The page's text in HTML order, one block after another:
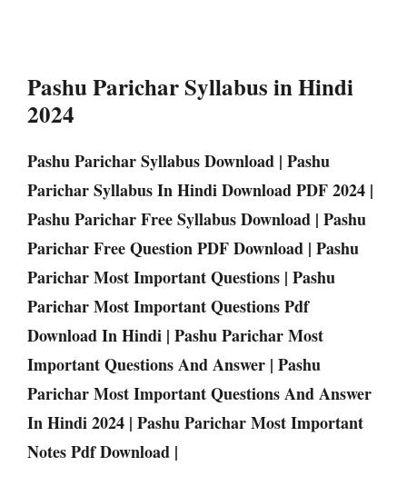
Pashu Parichar Syllabus in Hindi
2024
Pashu Parichar Syllabus Download | Pashu
Parichar Syllabus In Hindi Download PDF 2024 |
Pashu Parichar Free Syllabus Download | Pashu
Parichar Free Question PDF Download | Pashu
Parichar Most Important Questions | Pashu
Parichar Most Important Questions Pdf
Download In Hindi | Pashu Parichar Most
Important Questions And Answer | Pashu
Parichar Most Important Questions And Answer
In Hindi 2024 | Pashu Parichar Most Important
Notes Pdf Download |